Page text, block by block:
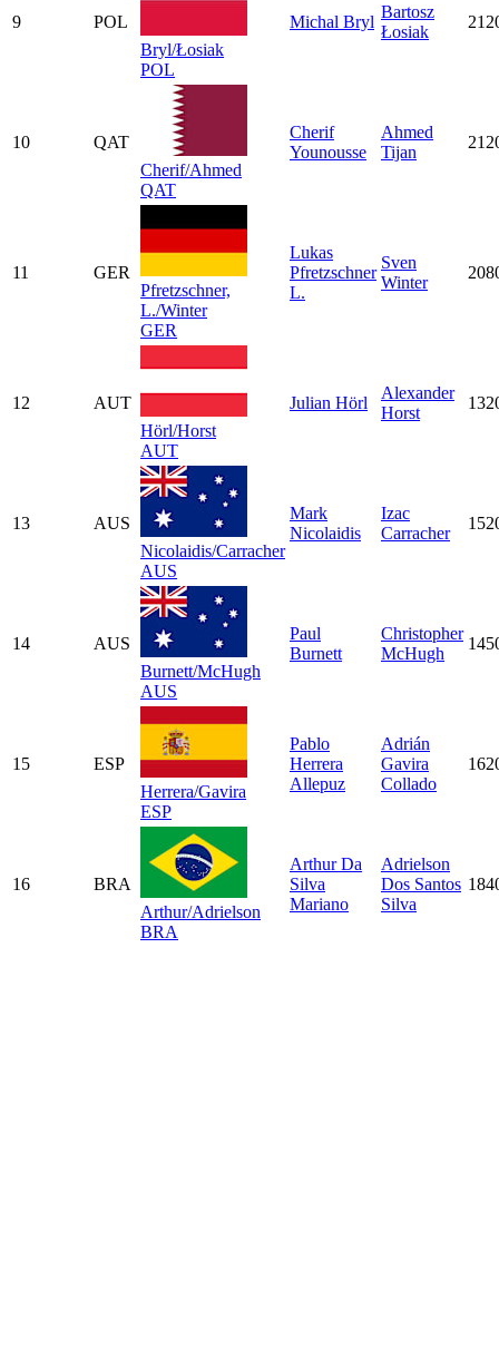
9
POL
Bryl/Łosiak
POL
Michal Bryl
Bartosz
Łosiak
10
QAT
Cherif/Ahmed
QAT
Cherif
Younousse
Ahmed
Tijan
11
GER
Pfretzschner,
L./Winter
GER
Lukas
Pfretzschner
L.
Sven
Winter
12
AUT
Hörl/Horst
AUT
Julian Hörl
Alexander
Horst
13
AUS
Nicolaidis/Carracher
AUS
Mark
Nicolaidis
Izac
Carracher
14
AUS
Burnett/McHugh
AUS
Paul
Burnett
Christopher
McHugh
15
ESP
Herrera/Gavira
ESP
Pablo
Herrera
Allepuz
Adrián
Gavira
Collado
16
BRA
Arthur/Adrielson
BRA
Arthur Da
Silva
Mariano
Adrielson
Dos Santos
Silva